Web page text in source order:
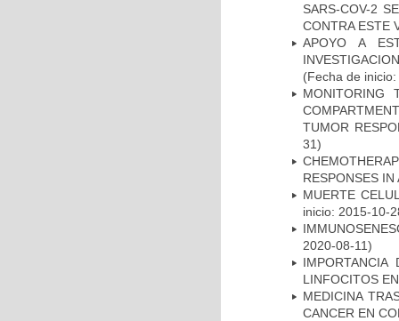
SARS-COV-2
CONTRA ESTE
APOYO A
(Fecha de
MONITORING
TUMOR
31)
RESPONSES IN
MUERTE
inicio: 2015-10-
2020-08-11)
LINFOCITOS
MEDICINA
CANCER EN